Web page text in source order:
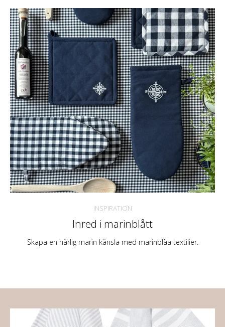
INSPIRATION
Inred i marinblått
Skapa en härlig marin känsla med marinblåa textilier.